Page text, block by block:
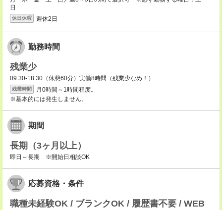
日
休日休暇 週休2日
勤務時間
残業少
09:30-18:30（休憩60分）実働8時間（残業少なめ！）
残業時間
月0時間～1時間程度。
※基本的には発生しません。
期間
長期（3ヶ月以上）
即日～長期 ※開始日相談OK
応募資格・条件
職種未経験OK / ブランクOK / 履歴書不要 / WEB